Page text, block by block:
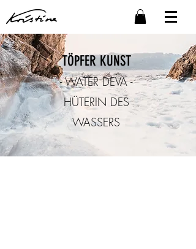
TÖPFER KUNST
- WATER DEVA -
HÜTERIN DES
WASSERS